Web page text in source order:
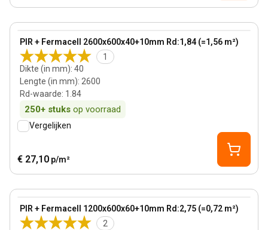
PIR + Fermacell 2600x600x40+10mm Rd:1,84 (=1,56 m²)
1
Dikte (in mm): 40
Lengte (in mm): 2600
Rd-waarde: 1.84
250+ stuks op voorraad
View product
Vergelijken
€ 27,10 p/m²
PIR + Fermacell 1200x600x60+10mm Rd:2,75 (=0,72 m²)
2
View product